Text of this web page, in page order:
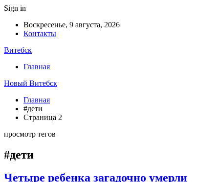
Sign in
Воскресенье, 9 августа, 2026
Контакты
Витебск
Главная
Новый Витебск
Главная
#дети
Страница 2
просмотр тегов
#дети
Четыре ребенка загадочно умерли